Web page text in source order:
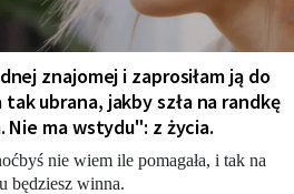
znajomej i zaprosiłam ją do
tak ubrana, jakby szła na randkę
Nie ma wstydu": z życia.
nie wiem ile pomagała, i tak na
będziesz winna.